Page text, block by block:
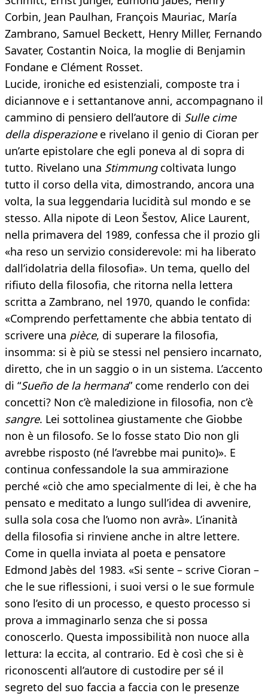
Corbin, Jean Paulhan, François Mauriac, María
Zambrano, Samuel Beckett, Henry Miller, Fernando
Savater, Costantin Noica, la moglie di Benjamin
Fondane e Clément Rosset.
Lucide, ironiche ed esistenziali, composte tra i
diciannove e i settantanove anni, accompagnano il
cammino di pensiero dell’autore di Sulle cime
della disperazionee rivelano il genio di Cioran per
un’arte epistolare che egli poneva al di sopra di
tutto. Rivelano una Stimmungcoltivata lungo
tutto il corso della vita, dimostrando, ancora una
volta, la sua leggendaria lucidità sul mondo e se
stesso. Alla nipote di Leon Šestov, Alice Laurent,
nella primavera del 1989, confessa che il prozio gli
«ha reso un servizio considerevole: mi ha liberato
dall’idolatria della filosofia». Un tema, quello del
rifiuto della filosofia, che ritorna nella lettera
scritta a Zambrano, nel 1970, quando le confida:
«Comprendo perfettamente che abbia tentato di
scrivere una pièce, di superare la filosofia,
insomma: si è più se stessi nel pensiero incarnato,
diretto, che in un saggio o in un sistema. L’accento
di “Sueño de la hermana” come renderlo con dei
concetti? Non c’è maledizione in filosofia, non c’è
sangre. Lei sottolinea giustamente che Giobbe
non è un filosofo. Se lo fosse stato Dio non gli
avrebbe risposto (né l’avrebbe mai punito)». E
continua confessandole la sua ammirazione
perché «ciò che amo specialmente di lei, è che ha
pensato e meditato a lungo sull’idea di avvenire,
sulla sola cosa che l’uomo non avrà». L’inanità
della filosofia si rinviene anche in altre lettere.
Come in quella inviata al poeta e pensatore
Edmond Jabès del 1983. «Si sente – scrive Cioran –
che le sue riflessioni, i suoi versi o le sue formule
sono l’esito di un processo, e questo processo si
prova a immaginarlo senza che si possa
conoscerlo. Questa impossibilità non nuoce alla
lettura: la eccita, al contrario. Ed è così che si è
riconoscenti all’autore di custodire per sé il
segreto del suo faccia a faccia con le presenze